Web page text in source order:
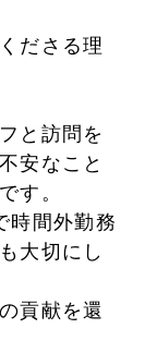
ださる理
と訪問を
安なこと
す。
時間外勤務
大切にし
貢献を還